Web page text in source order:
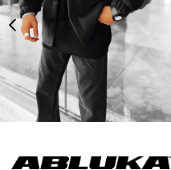
Erkek Oversize Basic Rahat Ceket Siyah